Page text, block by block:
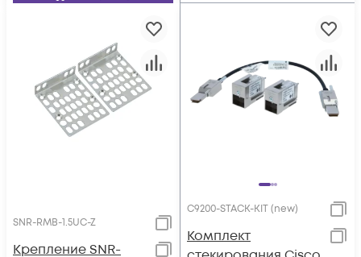
SNR-RMB-1.5UC-Z
Крепление SNR-
C9200-STACK-KIT (new)
Комплект